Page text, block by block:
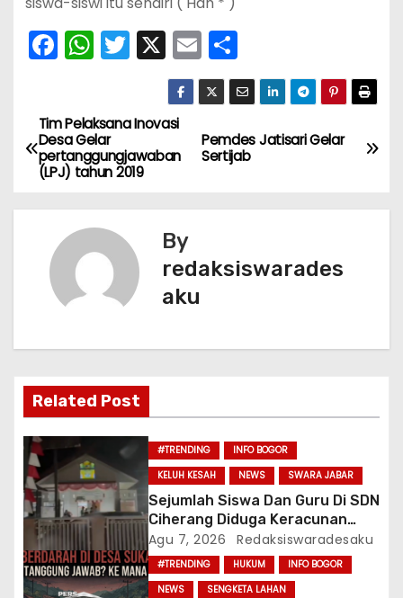
F
a
e
b
o
o
k
W
h
ts
A
p
p
T
w
er
X E
m
ai
l
S
h
ar
e
N
a
v
p
o
s
Pemdes Jatisari Gelar
Sertijab
Tim Pelaksana Inovasi
Desa Gelar
pertanggungjawaban
(LPJ) tahun 2019
By
redaksiswarades
aku
Related Post
#TRENDING
INFO BOGOR
KELUH KESAH
NEWS SWARA JABAR
Sejumlah Siswa Dan Guru Di SDN
Ciherang Diduga Keracunan
Usai Menyantap Menu Program
MBG, Puluhan Korban Dirawat Di
Puskesmas
Agu 7, 2026 Redaksiswaradesaku
#TRENDING HUKUM
INFO BOGOR
NEWS
SENGKETA LAHAN